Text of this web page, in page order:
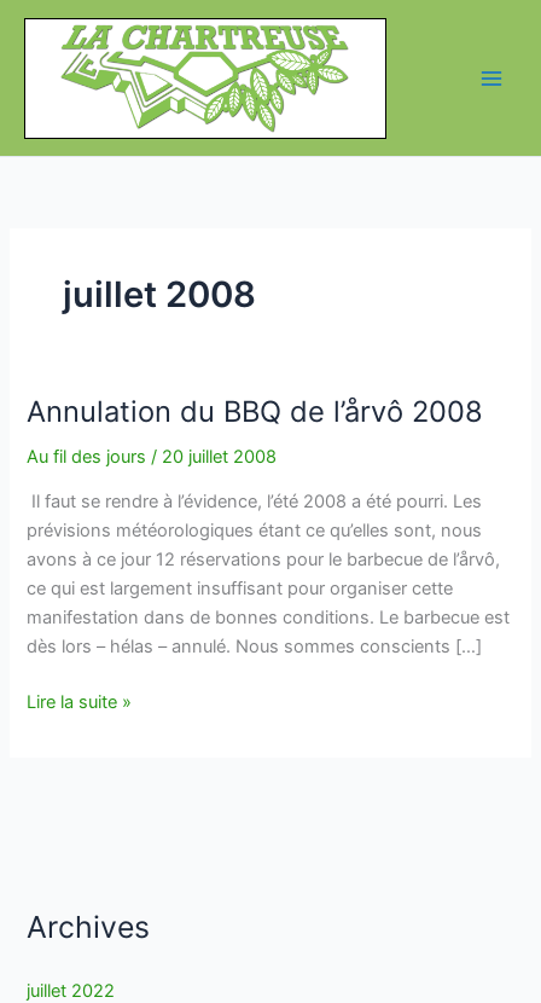
Aller
contenu
juillet 2008
Annulation du BBQ de l’årvô 2008
Au fil des jours / 20 juillet 2008
Il faut se rendre à l’évidence, l’été 2008 a été pourri. Les
prévisions météorologiques étant ce qu’elles sont, nous
avons à ce jour 12 réservations pour le barbecue de l’årvô,
ce qui est largement insuffisant pour organiser cette
manifestation dans de bonnes conditions. Le barbecue est
dès lors – hélas – annulé. Nous sommes conscients […]
Annulation
Lire la suite »
Archives
juillet 2022